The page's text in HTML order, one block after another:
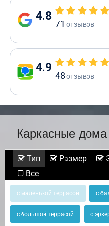
4.8
71 отзывов
4.9
48 отзывов
Каркасные
Тип Размер
Все
с маленькой террасой с
с большой террасой с